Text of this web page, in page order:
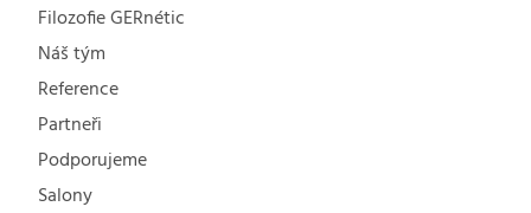
Filozofie GERnétic
Náš tým
Reference
Partneři
Podporujeme
Salony